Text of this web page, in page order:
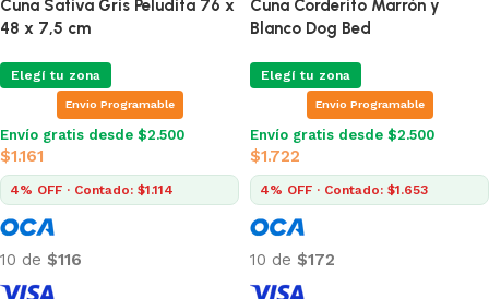
Cuna Sativa Gris Peludita 76 x
48 x 7,5 cm
Elegí tu zona
Envio Programable
Envío gratis desde $2.500
$1.161
4% OFF · Contado: $1.114
10 de $116
Cuna Corderito Marrón y
Blanco Dog Bed
Elegí tu zona
Envio Programable
Envío gratis desde $2.500
$1.722
4% OFF · Contado: $1.653
10 de $172